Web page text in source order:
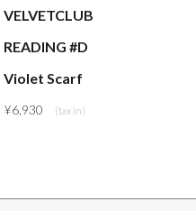
VELVETCLUB
READING #D
Violet Scarf
¥6,930